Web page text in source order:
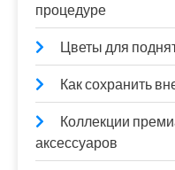
процедуре
Цветы для
Как сохранить
Коллекции
аксессуаров